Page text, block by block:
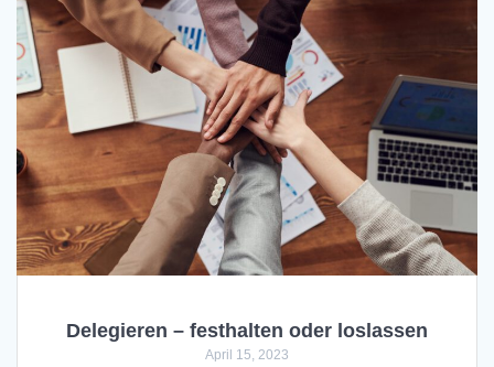
Delegieren – festhalten oder loslassen
April 15, 2023